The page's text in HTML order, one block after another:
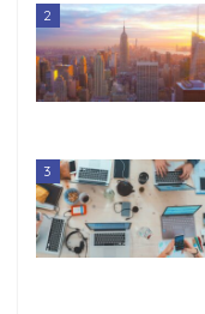
2
3